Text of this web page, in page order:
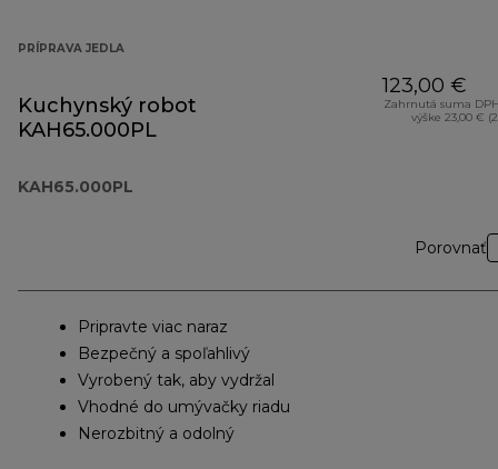
PRÍPRAVA JEDLA
Kuchynský robot
KAH65.000PL
KAH65.000PL
123,00 €
Zahrnutá suma
výške 23,00 €
Porovnať
Pripravte viac naraz
Bezpečný a spoľahlivý
Vyrobený tak, aby vydržal
Vhodné do umývačky riadu
Nerozbitný a odolný